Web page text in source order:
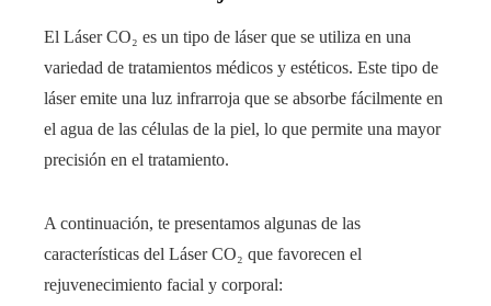
El Láser CO₂ es un tipo de láser que se utiliza en una
variedad de tratamientos médicos y estéticos. Este tipo de
láser emite una luz infrarroja que se absorbe fácilmente en
el agua de las células de la piel, lo que permite una mayor
precisión en el tratamiento.
A continuación, te presentamos algunas de las
características del Láser CO₂ que favorecen el
rejuvenecimiento facial y corporal: